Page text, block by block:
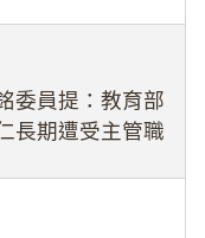
期收受建商餽
，圖利默許建商
委員提：教育部
長期遭受主管職
業安全衛生法」